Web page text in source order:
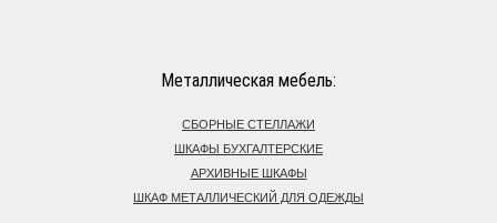
Металлическая мебель:
СБОРНЫЕ СТЕЛЛАЖИ
ШКАФЫ БУХГАЛТЕРСКИЕ
АРХИВНЫЕ ШКАФЫ
ШКАФ МЕТАЛЛИЧЕСКИЙ ДЛЯ ОДЕЖДЫ